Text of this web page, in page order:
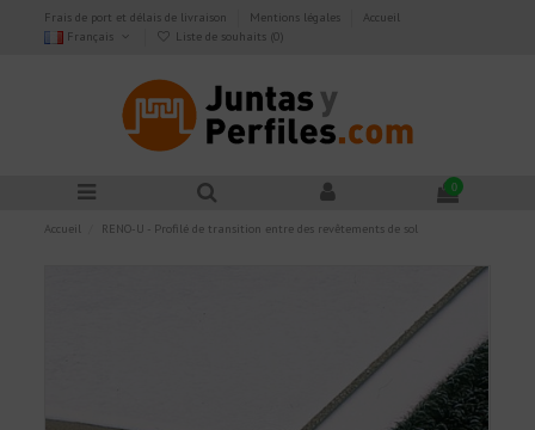
Frais de port et délais de livraison Mentions légales
Accueil
Français
Liste de souhaits (0)
0
Accueil RENO-U - Profilé de transition entre des revêtements de sol